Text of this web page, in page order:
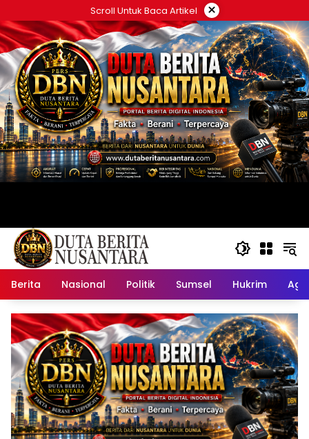
ke
konten
Scroll Untuk Baca Artikel ×
Berita Nasional Politik Sumsel Hukrim